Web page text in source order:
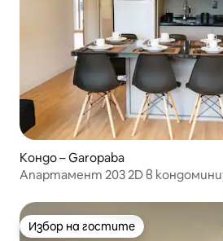
Кондо – Garopaba
Апартамент 203 2D в
Избор на гостите
Избор на гостите